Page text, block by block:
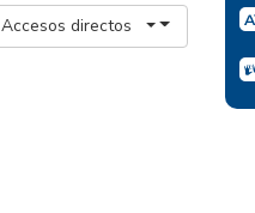
Accesos directos